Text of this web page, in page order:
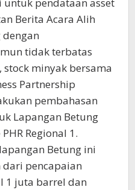
Berita Acara Alih
dengan
tidak terbatas
minyak bersama
Partnership
pembahasan
Lapangan Betung
Regional 1.
Betung ini
pencapaian
1 juta barrel dan